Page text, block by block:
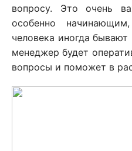
вопросу. Это очень
особенно
человека иногда
менеджер будет
вопросы и поможет в